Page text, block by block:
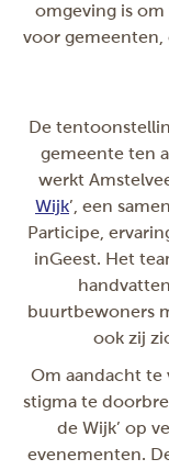
omgeving is om
voor gemeenten,
De
gemeente ten
werkt
Wijk’, een
Participe,
inGeest. Het
buurtbewoners
ook zij
Om aandacht te
stigma te
de Wijk’ op
evenementen.